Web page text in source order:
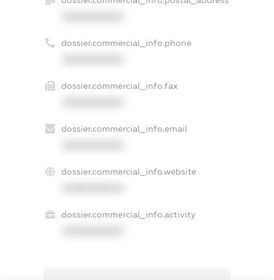
dossier.commercial_info.phone
dossier.commercial_info.fax
dossier.commercial_info.email
dossier.commercial_info.website
dossier.commercial_info.activity